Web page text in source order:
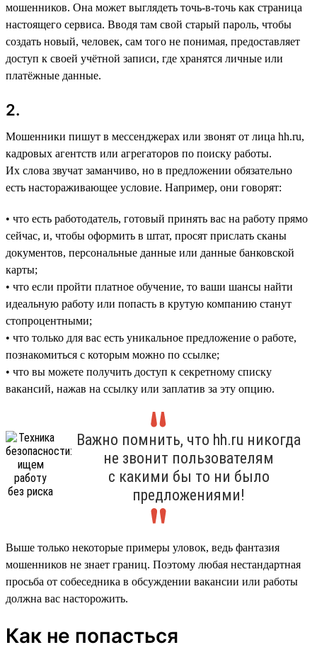
мошенников. Она может выглядеть точь-в-точь как страница
настоящего сервиса. Вводя там свой старый пароль, чтобы
создать новый, человек, сам того не понимая, предоставляет
доступ к своей учётной записи, где хранятся личные или
платёжные данные.
2.
Мошенники пишут в мессенджерах или звонят от лица hh.ru,
кадровых агентств или агрегаторов по поиску работы.
Их слова звучат заманчиво, но в предложении обязательно
есть настораживающее условие. Например, они говорят:
• что есть работодатель, готовый принять вас на работу прямо
сейчас, и, чтобы оформить в штат, просят прислать сканы
документов, персональные данные или данные банковской
карты;
• что если пройти платное обучение, то ваши шансы найти
идеальную работу или попасть в крутую компанию станут
стопроцентными;
• что только для вас есть уникальное предложение о работе,
познакомиться с которым можно по ссылке;
• что вы можете получить доступ к секретному списку
вакансий, нажав на ссылку или заплатив за эту опцию.
Важно помнить, что hh.ru никогда
не звонит пользователям
с какими бы то ни было
предложениями!
Выше только некоторые примеры уловок, ведь фантазия
мошенников не знает границ. Поэтому любая нестандартная
просьба от собеседника в обсуждении вакансии или работы
должна вас насторожить.
Как не попасться